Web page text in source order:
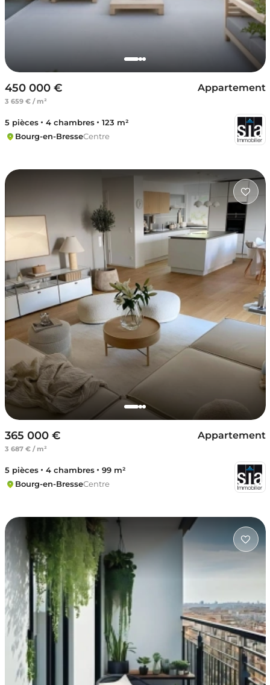
450 000 €
3 659 € / m²
Appartement
5 pièces 4 chambres
123 m²
Bourg-en-BresseCentre
365 000 €
3 687 € / m²
Appartement
5 pièces 4 chambres
99 m²
Bourg-en-BresseCentre